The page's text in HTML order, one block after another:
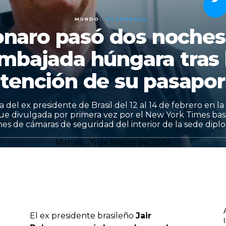
MUNDO ESCÁNDALO
pasó dos
húngara tras
de su
del ex presidente de Brasil del 12 al 14 de febrero en
divulgada por primera vez por el New York Times
de cámaras de seguridad del interior de la sede
Martes, 26 de Marzo de 2024
El ex presidente brasileño Jair